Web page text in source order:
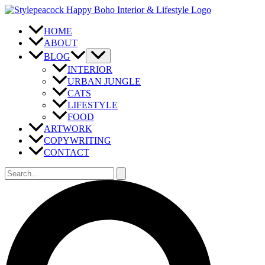
Zum
springen
HOME
ABOUT
BLOG
INTERIOR
URBAN JUNGLE
CATS
LIFESTYLE
FOOD
ARTWORK
COPYWRITING
CONTACT
Suchen
nach: